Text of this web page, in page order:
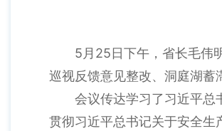
5月25日下午，省长毛伟明
巡视反馈意见整改、洞庭湖蓄
会议传达学习了习近平总书
贯彻习近平总书记关于安全生